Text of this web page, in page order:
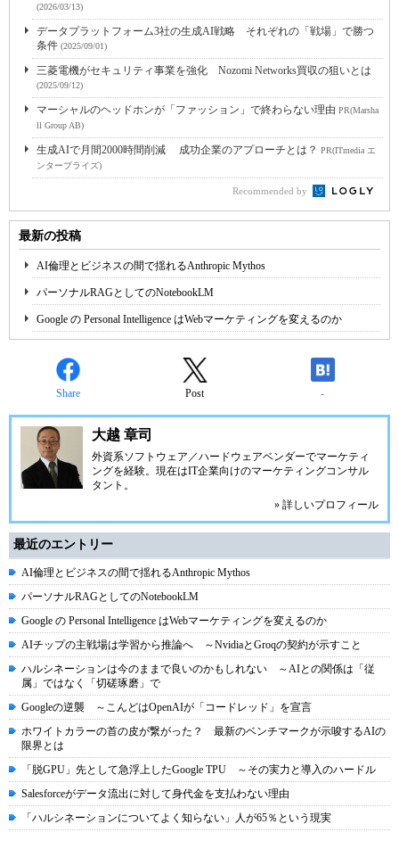
(2026/03/13)
データプラットフォーム3社の生成AI戦略 それぞれの「戦場」で勝つ
条件 (2025/09/01)
三菱電機がセキュリティ事業を強化 Nozomi Networks買収の狙いとは
(2025/09/12)
マーシャルのヘッドホンが「ファッション」で終わらない理由 PR(Marsha
ll Group AB)
生成AIで月間2000時間削減 成功企業のアプローチとは？ PR(ITmedia エ
ンタープライズ)
Recommended by
最新の投稿
AI倫理とビジネスの間で揺れるAnthropic Mythos
パーソナルRAGとしてのNotebookLM
Google の Personal Intelligence はWebマーケティングを変えるのか
Share Post -
大越 章司
外資系ソフトウェア／ハードウェアベンダーでマーケティ
ングを経験。現在はIT企業向けのマーケティングコンサル
タント。
» 詳しいプロフィール
最近のエントリー
AI倫理とビジネスの間で揺れるAnthropic Mythos
パーソナルRAGとしてのNotebookLM
Google の Personal Intelligence はWebマーケティングを変えるのか
AIチップの主戦場は学習から推論へ ～NvidiaとGroqの契約が示すこと
ハルシネーションは今のままで良いのかもしれない ～AIとの関係は「従
属」ではなく「切磋琢磨」で
Googleの逆襲 ～こんどはOpenAIが「コードレッド」を宣言
ホワイトカラーの首の皮が繋がった？ 最新のベンチマークが示唆するAIの
限界とは
「脱GPU」先として急浮上したGoogle TPU ～その実力と導入のハードル
Salesforceがデータ流出に対して身代金を支払わない理由
「ハルシネーションについてよく知らない」人が65％という現実